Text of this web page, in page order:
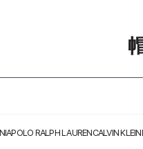
POLO RALPH LAURENCALVIN KLEIN